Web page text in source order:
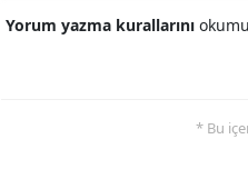
Yorum yazma kurallarını
* Bu